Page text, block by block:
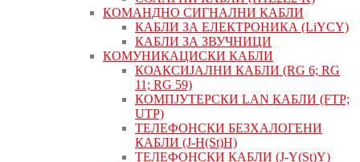
КОМАНДНО СИГНАЛНИ КАБЛИ
КАБЛИ ЗА ЕЛЕКТРОНИКА (LiYCY)
КАБЛИ ЗА ЗВУЧНИЦИ
КОМУНИКАЦИСКИ КАБЛИ
КОАКСИЈАЛНИ КАБЛИ (RG 6; RG
11; RG 59)
КОМПЈУТЕРСКИ LAN КАБЛИ (FTP;
UTP)
ТЕЛЕФОНСКИ БЕЗХАЛОГЕНИ
КАБЛИ (J-H(St)H)
ТЕЛЕФОНСКИ КАБЛИ (J-Y(St)Y)